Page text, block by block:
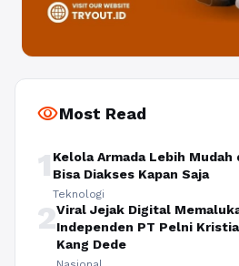
visibilityMost Read
1 Kelola Armada Lebih Mudah
Bisa Diakses Kapan Saja
Teknologi
2Viral Jejak Digital
Independen PT Pelni
Kang Dede